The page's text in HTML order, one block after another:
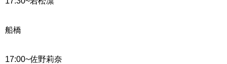
船橋
17:00~佐野莉奈